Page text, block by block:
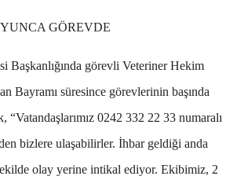
GÖREVDE
Başkanlığında görevli Veteriner Hekim
Bayramı süresince görevlerinin başında
“Vatandaşlarımız 0242 332 22 33 numaralı
bizlere ulaşabilirler. İhbar geldiği anda
olay yerine intikal ediyor. Ekibimiz, 2